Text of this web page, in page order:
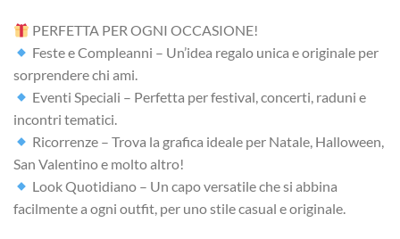
PERFETTA PER OGNI OCCASIONE!
Feste e Compleanni – Un’idea regalo unica e originale per
sorprendere chi ami.
Eventi Speciali – Perfetta per festival, concerti, raduni e
incontri tematici.
Ricorrenze – Trova la grafica ideale per Natale, Halloween,
San Valentino e molto altro!
Look Quotidiano – Un capo versatile che si abbina
facilmente a ogni outfit, per uno stile casual e originale.